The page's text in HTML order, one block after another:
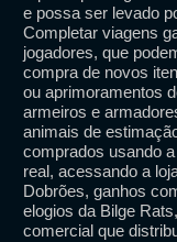
e possa ser levado
Completar viagens
jogadores, que
compra de novos
ou aprimoramentos
armeiros e
animais de
comprados usando
real, acessando a
Dobrões, ganhos
elogios da Bilge
comercial que